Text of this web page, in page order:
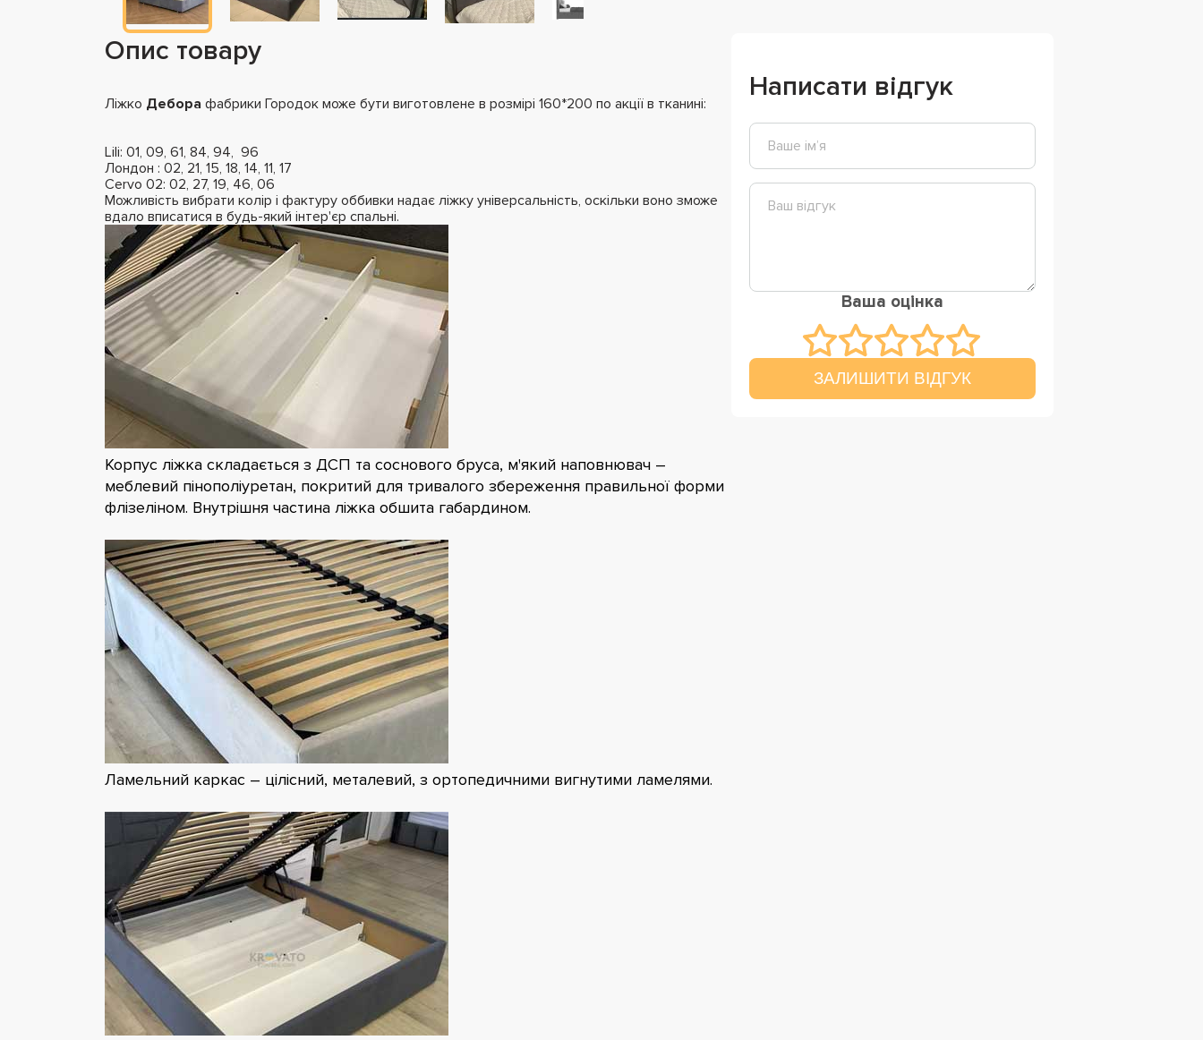
Опис товару
Ліжко Дебора фабрики Городок може бути виготовлене в розмірі 160*200 по акції в тканині:
Lili: 01, 09, 61, 84, 94, 96
Лондон : 02, 21, 15, 18, 14, 11, 17
Cervo 02: 02, 27, 19, 46, 06
Можливість вибрати колір і фактуру оббивки надає ліжку універсальність, оскільки воно зможе
вдало вписатися в будь-який інтер'єр спальні.
Корпус ліжка складається з ДСП та соснового бруса, м'який наповнювач –
меблевий пінополіуретан, покритий для тривалого збереження правильної форми
флізеліном. Внутрішня частина ліжка обшита габардином.
Ламельний каркас – цілісний, металевий, з ортопедичними вигнутими ламелями.
Написати відгук
Ваша оцінка
ЗАЛИШИТИ ВІДГУК